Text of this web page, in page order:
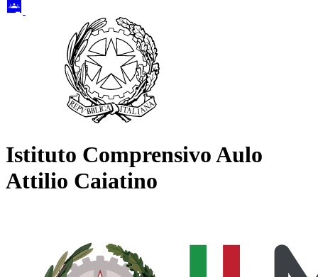
Istituto Comprensivo Aulo
Attilio Caiatino